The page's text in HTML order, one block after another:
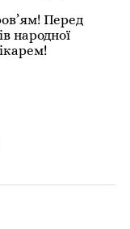
Перед
народної